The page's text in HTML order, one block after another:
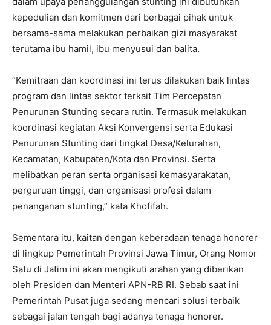
kepedulian dan komitmen dari berbagai pihak untuk
bersama-sama melakukan perbaikan gizi masyarakat
terutama ibu hamil, ibu menyusui dan balita.
“Kemitraan dan koordinasi ini terus dilakukan baik lintas
program dan lintas sektor terkait Tim Percepatan
Penurunan Stunting secara rutin. Termasuk melakukan
koordinasi kegiatan Aksi Konvergensi serta Edukasi
Penurunan Stunting dari tingkat Desa/Kelurahan,
Kecamatan, Kabupaten/Kota dan Provinsi. Serta
melibatkan peran serta organisasi kemasyarakatan,
perguruan tinggi, dan organisasi profesi dalam
penanganan stunting,” kata Khofifah.
Sementara itu, kaitan dengan keberadaan tenaga honorer
di lingkup Pemerintah Provinsi Jawa Timur, Orang Nomor
Satu di Jatim ini akan mengikuti arahan yang diberikan
oleh Presiden dan Menteri APN-RB RI. Sebab saat ini
Pemerintah Pusat juga sedang mencari solusi terbaik
sebagai jalan tengah bagi adanya tenaga honorer.